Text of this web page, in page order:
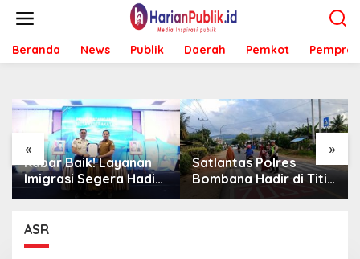
t
Beranda News Publik Daerah Pemkot Pemprov
« »
Kabar Baik! Layanan
Imigrasi Segera Hadir
di MPP Bombana,
ke Kendari
Satlantas Polres
Bombana Hadir di Titik
Rawan, Pastikan
ASR